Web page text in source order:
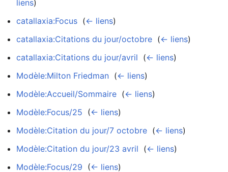
liens)
catallaxia:Focus (← liens)
catallaxia:Citations du jour/octobre (← liens)
catallaxia:Citations du jour/avril (← liens)
Modèle:Milton Friedman (← liens)
Modèle:Accueil/Sommaire (← liens)
Modèle:Focus/25 (← liens)
Modèle:Citation du jour/7 octobre (← liens)
Modèle:Citation du jour/23 avril (← liens)
Modèle:Focus/29 (← liens)